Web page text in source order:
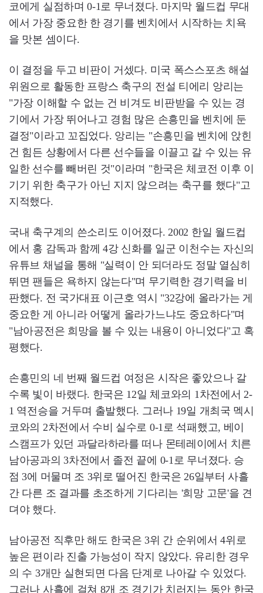
코에게 실점하며 0-1로 무너졌다. 마지막 월드컵 무대
에서 가장 중요한 한 경기를 벤치에서 시작하는 치욕
을 맛본 셈이다.
이 결정을 두고 비판이 거셌다. 미국 폭스스포츠 해설
위원으로 활동한 프랑스 축구의 전설 티에리 앙리는
"가장 이해할 수 없는 건 비겨도 비판받을 수 있는 경
기에서 가장 뛰어나고 경험 많은 손흥민을 벤치에 둔
결정"이라고 꼬집었다. 앙리는 "손흥민을 벤치에 앉힌
건 힘든 상황에서 다른 선수들을 이끌고 갈 수 있는 유
일한 선수를 빼버린 것"이라며 "한국은 체코전 이후 이
기기 위한 축구가 아닌 지지 않으려는 축구를 했다"고
지적했다.
국내 축구계의 쓴소리도 이어졌다. 2002 한일 월드컵
에서 홍 감독과 함께 4강 신화를 일군 이천수는 자신의
유튜브 채널을 통해 "실력이 안 되더라도 정말 열심히
뛰면 팬들은 욕하지 않는다"며 무기력한 경기력을 비
판했다. 전 국가대표 이근호 역시 "32강에 올라가는 게
중요한 게 아니라 어떻게 올라가느냐도 중요하다"며
"남아공전은 희망을 볼 수 있는 내용이 아니었다"고 혹
평했다.
손흥민의 네 번째 월드컵 여정은 시작은 좋았으나 갈
수록 빛이 바랬다. 한국은 12일 체코와의 1차전에서 2-
1 역전승을 거두며 출발했다. 그러나 19일 개최국 멕시
코와의 2차전에서 수비 실수로 0-1로 석패했고, 베이
스캠프가 있던 과달라하라를 떠나 몬테레이에서 치른
남아공과의 3차전에서 졸전 끝에 0-1로 무너졌다. 승
점 3에 머물며 조 3위로 떨어진 한국은 26일부터 사흘
간 다른 조 결과를 초조하게 기다리는 '희망 고문'을 견
뎌야 했다.
남아공전 직후만 해도 한국은 3위 간 순위에서 4위로
높은 편이라 진출 가능성이 작지 않았다. 유리한 경우
의 수 3개만 실현되면 다음 단계로 나아갈 수 있었다.
그러나 사흘에 걸쳐 8개 조 경기가 치러지는 동안 한국